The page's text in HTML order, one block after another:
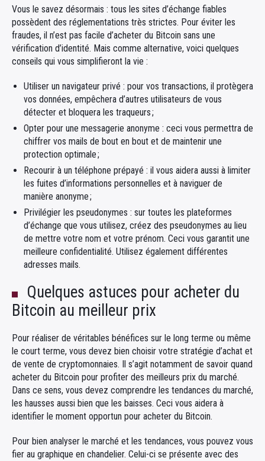
Vous le savez désormais : tous les sites d’échange fiables
possèdent des réglementations très strictes. Pour éviter les
fraudes, il n’est pas facile d’acheter du Bitcoin sans une
vérification d’identité. Mais comme alternative, voici quelques
conseils qui vous simplifieront la vie :
Utiliser un navigateur privé : pour vos transactions, il protègera
vos données, empêchera d’autres utilisateurs de vous
détecter et bloquera les traqueurs ;
Opter pour une messagerie anonyme : ceci vous permettra de
chiffrer vos mails de bout en bout et de maintenir une
protection optimale ;
Recourir à un téléphone prépayé : il vous aidera aussi à limiter
les fuites d’informations personnelles et à naviguer de
manière anonyme ;
Privilégier les pseudonymes : sur toutes les plateformes
d’échange que vous utilisez, créez des pseudonymes au lieu
de mettre votre nom et votre prénom. Ceci vous garantit une
meilleure confidentialité. Utilisez également différentes
adresses mails.
Quelques astuces pour acheter du
Bitcoin au meilleur prix
Pour réaliser de véritables bénéfices sur le long terme ou même
le court terme, vous devez bien choisir votre stratégie d’achat et
de vente de cryptomonnaies. Il s’agit notamment de savoir quand
acheter du Bitcoin pour profiter des meilleurs prix du marché.
Dans ce sens, vous devez comprendre les tendances du marché,
les hausses aussi bien que les baisses. Ceci vous aidera à
identifier le moment opportun pour acheter du Bitcoin.
Pour bien analyser le marché et les tendances, vous pouvez vous
fier au graphique en chandelier. Celui-ci se présente avec des